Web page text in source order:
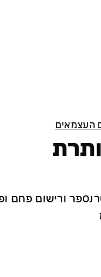
העצמאים
ורישום פחם